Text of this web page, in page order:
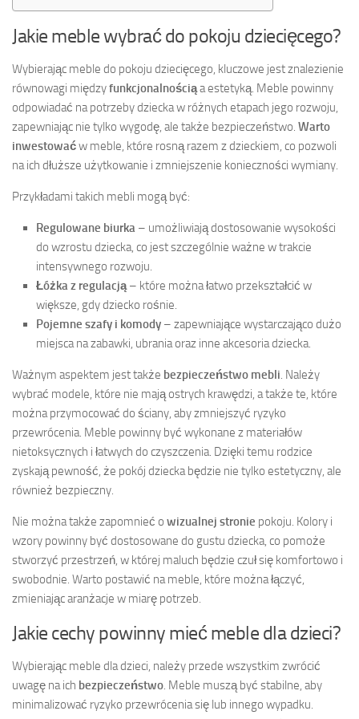
Jakie meble wybrać do pokoju dziecięcego?
Wybierając meble do pokoju dziecięcego, kluczowe jest znalezienie
równowagi międzyfunkcjonalnościąa estetyką. Meble powinny
odpowiadać na potrzeby dziecka w różnych etapach jego rozwoju,
zapewniając nie tylko wygodę, ale także bezpieczeństwo. Warto
inwestowaćw meble, które rosną razem z dzieckiem, co pozwoli
na ich dłuższe użytkowanie i zmniejszenie konieczności wymiany.
Przykładami takich mebli mogą być:
Regulowane biurka – umożliwiają dostosowanie wysokości
do wzrostu dziecka, co jest szczególnie ważne w trakcie
intensywnego rozwoju.
Łóżka z regulacją– które można łatwo przekształcić w
większe, gdy dziecko rośnie.
Pojemne szafy i komody – zapewniające wystarczająco dużo
miejsca na zabawki, ubrania oraz inne akcesoria dziecka.
Ważnym aspektem jest także bezpieczeństwo mebli. Należy
wybrać modele, które nie mają ostrych krawędzi, a także te, które
można przymocować do ściany, aby zmniejszyć ryzyko
przewrócenia. Meble powinny być wykonane z materiałów
nietoksycznych i łatwych do czyszczenia. Dzięki temu rodzice
zyskają pewność, że pokój dziecka będzie nie tylko estetyczny, ale
również bezpieczny.
Nie można także zapomnieć o wizualnej stronie pokoju. Kolory i
wzory powinny być dostosowane do gustu dziecka, co pomoże
stworzyć przestrzeń, w której maluch będzie czuł się komfortowo i
swobodnie. Warto postawić na meble, które można łączyć,
zmieniając aranżacje w miarę potrzeb.
Jakie cechy powinny mieć meble dla dzieci?
Wybierając meble dla dzieci, należy przede wszystkim zwrócić
uwagę na ich bezpieczeństwo. Meble muszą być stabilne, aby
minimalizować ryzyko przewrócenia się lub innego wypadku.